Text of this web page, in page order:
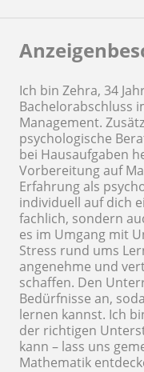
Ich bin Zehra, 34
Bachelorabschluss
Management.
psychologische
bei Hausaufgaben
Vorbereitung auf
Erfahrung als
individuell auf dich
fachlich, sondern
es im Umgang mit
Stress rund ums
angenehme und
schaffen. Den
Bedürfnisse an,
lernen kannst. Ich
der richtigen
kann – lass uns
Mathematik